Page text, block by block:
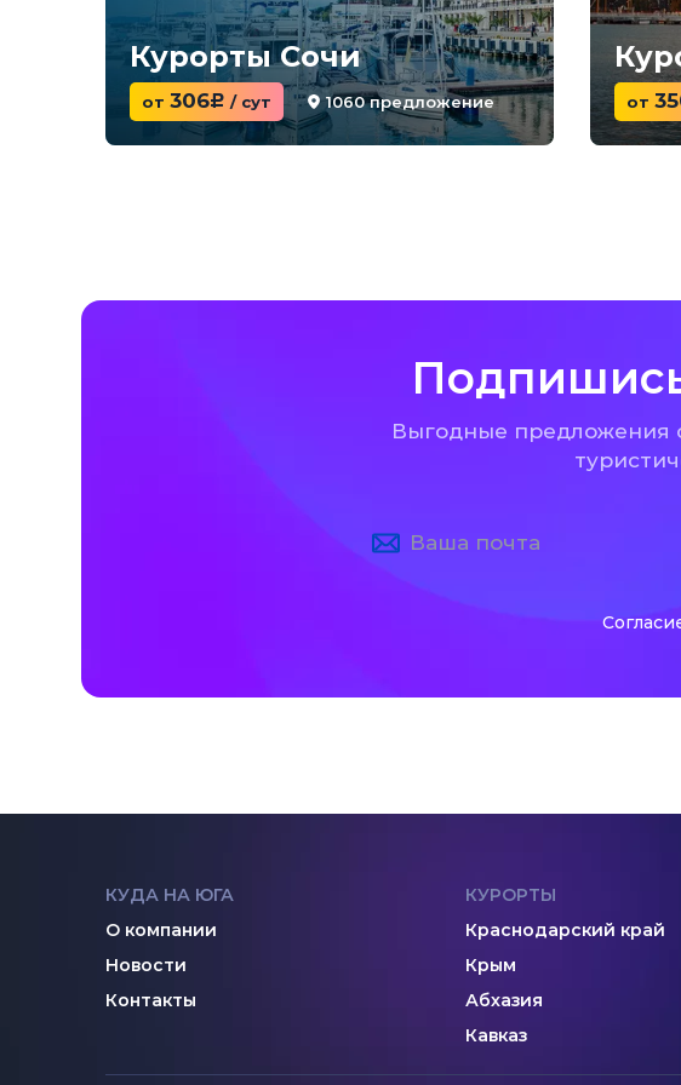
Курорты Сочи
от 306c / сут 1060 предложение от
Выгодные предложения
КУДА НА ЮГА
О компании
Новости
Контакты
КУРОРТЫ
Краснодарский край
Крым
Абхазия
Кавказ